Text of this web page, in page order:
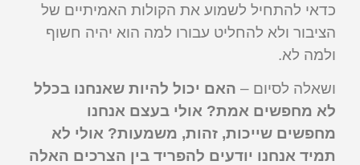
כדאי להתחיל לשמוע את הקולות האמיתיים של
הציבור ולא להחליט עבורו למה הוא יהיה חשוף
ולמה לא.
ושאלה לסיום – האם יכול להיות שאנחנו בכלל
לא מחפשים אמת? אולי בעצם אנחנו
מחפשים שייכות, זהות, משמעות? אולי לא
תמיד אנחנו יודעים להפריד בין הצרכים האלה